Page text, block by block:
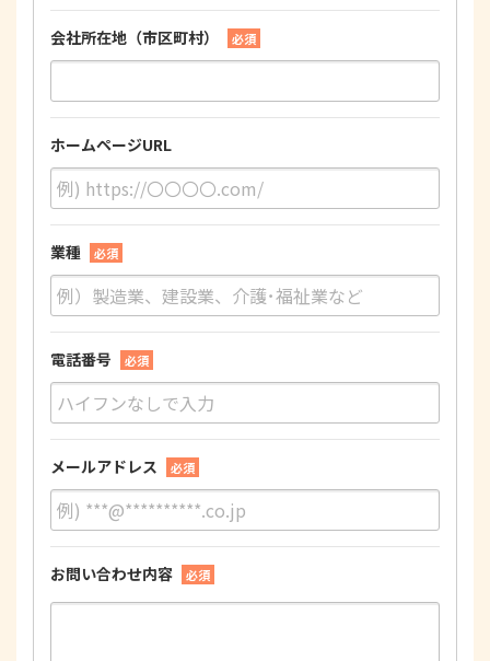
会社所在地（市区町村） 必須
ホームページURL
業種 必須
電話番号 必須
メールアドレス 必須
お問い合わせ内容 必須